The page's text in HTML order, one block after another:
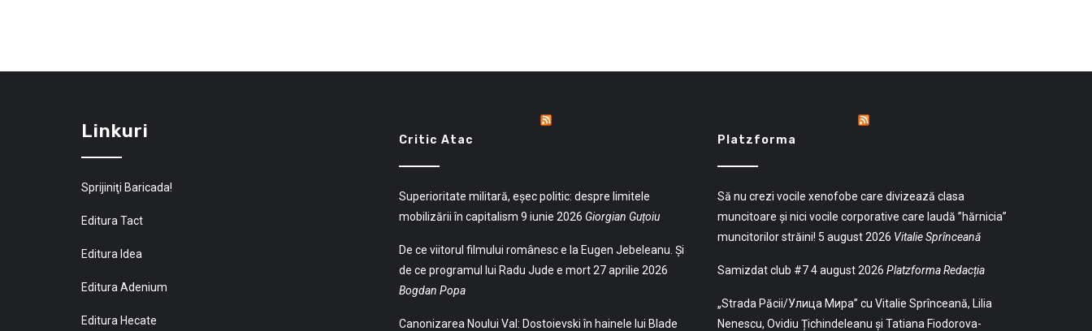
Linkuri
Sprijiniţi Baricada!
Editura Tact
Editura Idea
Editura Adenium
Editura Hecate
Critic Atac
Superioritate militară, eșec politic: despre limitele
mobilizării în capitalism 9 iunie 2026 Giorgian Guțoiu
De ce viitorul filmului românesc e la Eugen Jebeleanu. Și
de ce programul lui Radu Jude e mort 27 aprilie 2026
Bogdan Popa
Canonizarea Noului Val: Dostoievski în hainele lui Blade
Platzforma
Să nu crezi vocile xenofobe care divizează clasa
muncitoare și nici vocile corporative care laudă ”hărnicia”
muncitorilor străini! 5 august 2026 Vitalie Sprînceană
Samizdat club #7 4 august 2026 Platzforma Redacția
„Strada Păcii/Улица Мира” cu Vitalie Sprînceană, Lilia
Nenescu, Ovidiu Țichindeleanu și Tatiana Fiodorova-